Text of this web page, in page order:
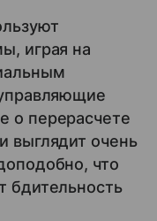
играя на
о перерасчете
выглядит очень
что
бдительность